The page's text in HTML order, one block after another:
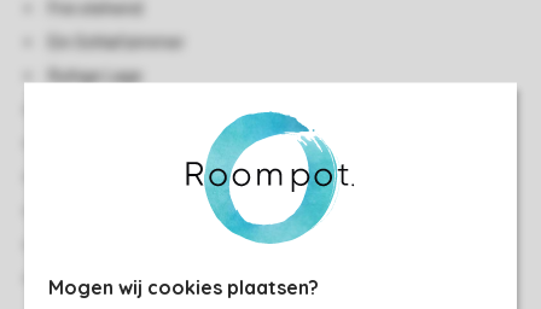
Mogen wij cookies plaatsen?
Frei stehend
Ein Schlafzimmer
Ruhige Lage
Geeignet für 2 Personen
In einigen Unterkünften sind Haustiere gestattet